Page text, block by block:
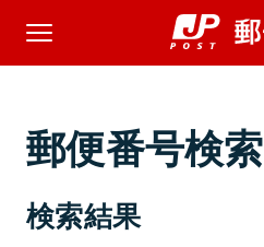
郵便番号検索
検索結果